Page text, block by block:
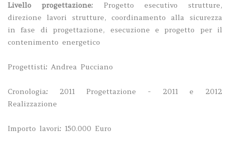
Livello progettazione: Progetto esecutivo strutture,
direzione lavori strutture, coordinamento alla sicurezza
in fase di progettazione, esecuzione e progetto per il
contenimento energetico
Progettisti: Andrea Pucciano
Cronologia: 2011 Progettazione - 2011 e 2012
Realizzazione
Importo lavori: 150.000 Euro